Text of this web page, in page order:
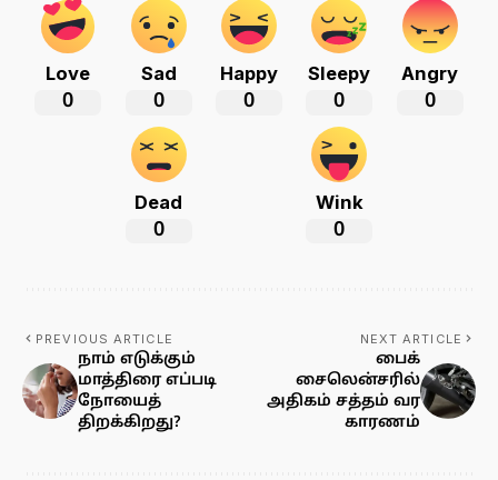
Love
0
Sad
0
Happy
0
Sleepy
0
Angry
0
Dead
0
Wink
0
PREVIOUS ARTICLE
நாம் எடுக்கும்
மாத்திரை எப்படி
நோயைத்
திறக்கிறது?
NEXT ARTICLE
பைக்
சைலென்சரில்
அதிகம் சத்தம் வர
காரணம்